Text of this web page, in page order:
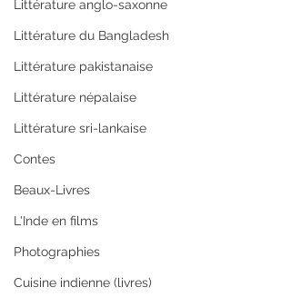
Littérature anglo-saxonne
Littérature du Bangladesh
Littérature pakistanaise
Littérature népalaise
Littérature sri-lankaise
Contes
Beaux-Livres
L'Inde en films
Photographies
Cuisine indienne (livres)